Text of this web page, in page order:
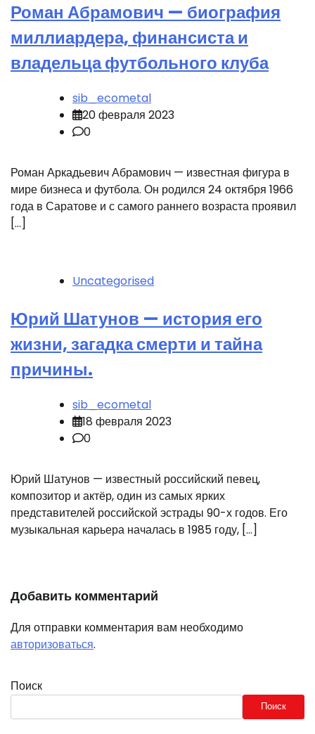
Роман Абрамович — биография
миллиардера, финансиста и
владельца футбольного клуба
sib_ecometal
20 февраля 2023
0
Роман Аркадьевич Абрамович — известная фигура в
мире бизнеса и футбола. Он родился 24 октября 1966
года в Саратове и с самого раннего возраста проявил
[…]
Uncategorised
Юрий Шатунов — история его
жизни, загадка смерти и тайна
причины.
sib_ecometal
18 февраля 2023
0
Юрий Шатунов — известный российский певец,
композитор и актёр, один из самых ярких
представителей российской эстрады 90-х годов. Его
музыкальная карьера началась в 1985 году, […]
Добавить комментарий
Для отправки комментария вам необходимо
авторизоваться.
Поиск
Поиск